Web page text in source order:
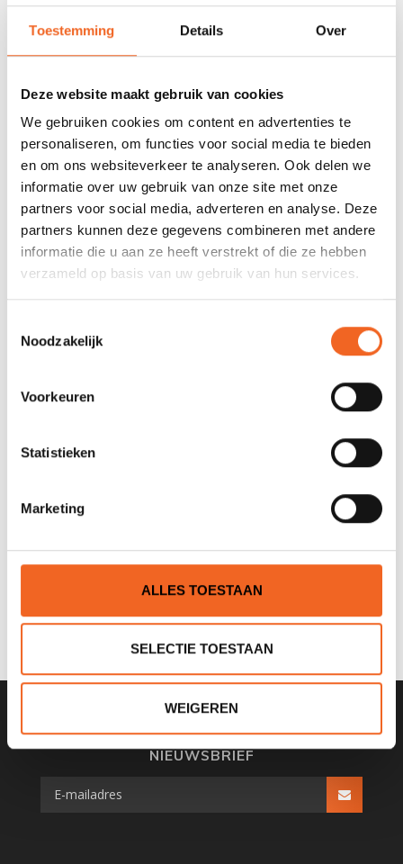
Toestemming Details Over
Deze website maakt gebruik van cookies
We gebruiken cookies om content en advertenties te
personaliseren, om functies voor social media te bieden
en om ons websiteverkeer te analyseren. Ook delen we
informatie over uw gebruik van onze site met onze
partners voor social media, adverteren en analyse. Deze
partners kunnen deze gegevens combineren met andere
informatie die u aan ze heeft verstrekt of die ze hebben
verzameld op basis van uw gebruik van hun services.
Noodzakelijk
Voorkeuren
Statistieken
Marketing
ALLES TOESTAAN
SELECTIE TOESTAAN
WEIGEREN
Maat is binnen diameter (niet 100% waterdicht)!
REVIEWS
Nog niet gewaardeerd
0 sterren op basis van 0 beoordelingen
JE BEOORDELING TOEVOEGEN
NUOVA RADE
NUOVA RADE
SCHRIJF JE IN VOOR ONZE
NIEUWSBRIEF